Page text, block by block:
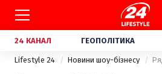
24 КАНАЛ ГЕОПОЛІТИКА
Lifestyle 24 Новини шоу-бізнесу